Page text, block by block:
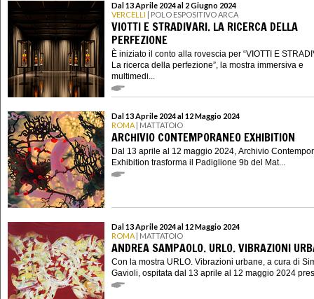
Dal 13 Aprile 2024 al 2 Giugno 2024
VERCELLI | POLO ESPOSITIVO ARCA
VIOTTI E STRADIVARI. LA RICERCA DELLA
PERFEZIONE
È iniziato il conto alla rovescia per “VIOTTI E
La ricerca della perfezione”, la mostra immersiva e
multimedi...
Dal 13 Aprile 2024 al 12 Maggio 2024
ROMA | MATTATOIO
ARCHIVIO CONTEMPORANEO EXHIBITION
Dal 13 aprile al 12 maggio 2024, Archivio
Exhibition trasforma il Padiglione 9b del Mat...
Dal 13 Aprile 2024 al 12 Maggio 2024
ROMA | MATTATOIO
ANDREA SAMPAOLO. URLO. VIBRAZIONI
Con la mostra URLO. Vibrazioni urbane, a cura di
Gavioli, ospitata dal 13 aprile al 12 maggio 2024